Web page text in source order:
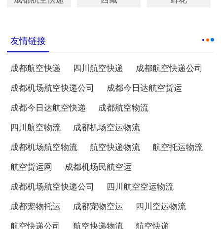
友情链接
成都航空快递 四川航空快递
成都航空快递公司
成都机场航空快递公司
成都今日达航空货运
成都今日达航空快递
成都航空物流
四川航空物流
成都机场空运物流
成都机场航空物流
航空快递物流
航空托运物流
航空货运网
成都机场民航空运
成都机场航空快递公司
四川航空空运物流
成都宠物托运
成都宠物空运
四川空运物流
航空快递公司
航空快递物流 航空快递